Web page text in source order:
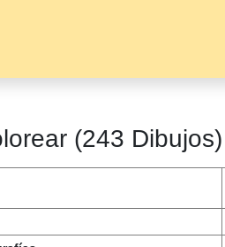
(243 Dibujos)